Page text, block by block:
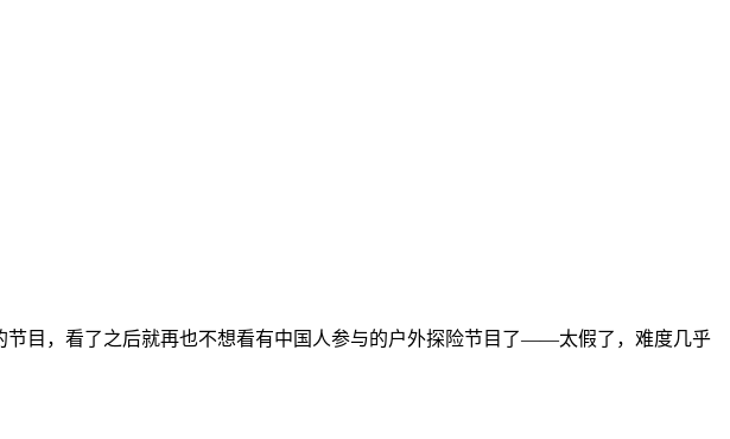
目，看了之后就再也不想看有中国人参与的户外探险节目了——太假了，难度几乎